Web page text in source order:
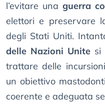
l’evitare una guerra
elettori e preservare
degli Stati Uniti.
delle Nazioni Unitesi
trattare delle
un obiettivo
coerente e adeguata